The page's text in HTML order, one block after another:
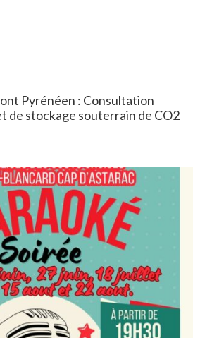
Pyrénéen : Consultation
de stockage souterrain de CO2